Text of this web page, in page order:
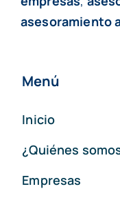
asesoramiento
Menú
Inicio
¿Quiénes
Empresas